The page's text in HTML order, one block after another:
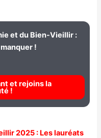
et du Bien-Vieillir :
!
et rejoins la
!
2025 : Les lauréats